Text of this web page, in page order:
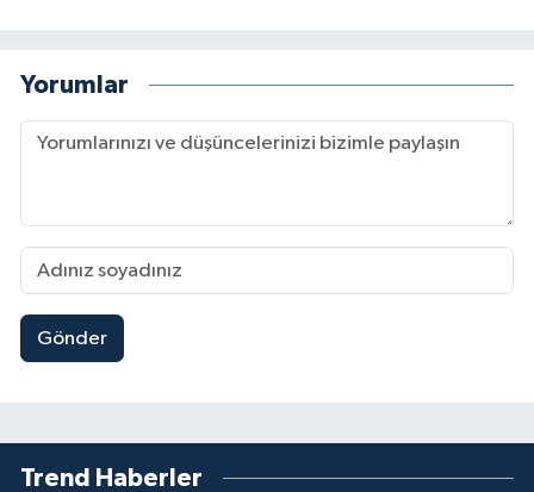
Yorumlar
Gönder
Trend Haberler